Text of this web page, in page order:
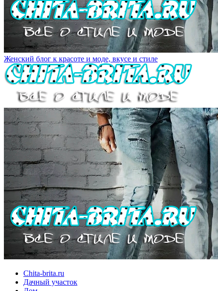
Женский блог к красоте и моде, вкусе и стиле
Chita-brita.ru
Дачный участок